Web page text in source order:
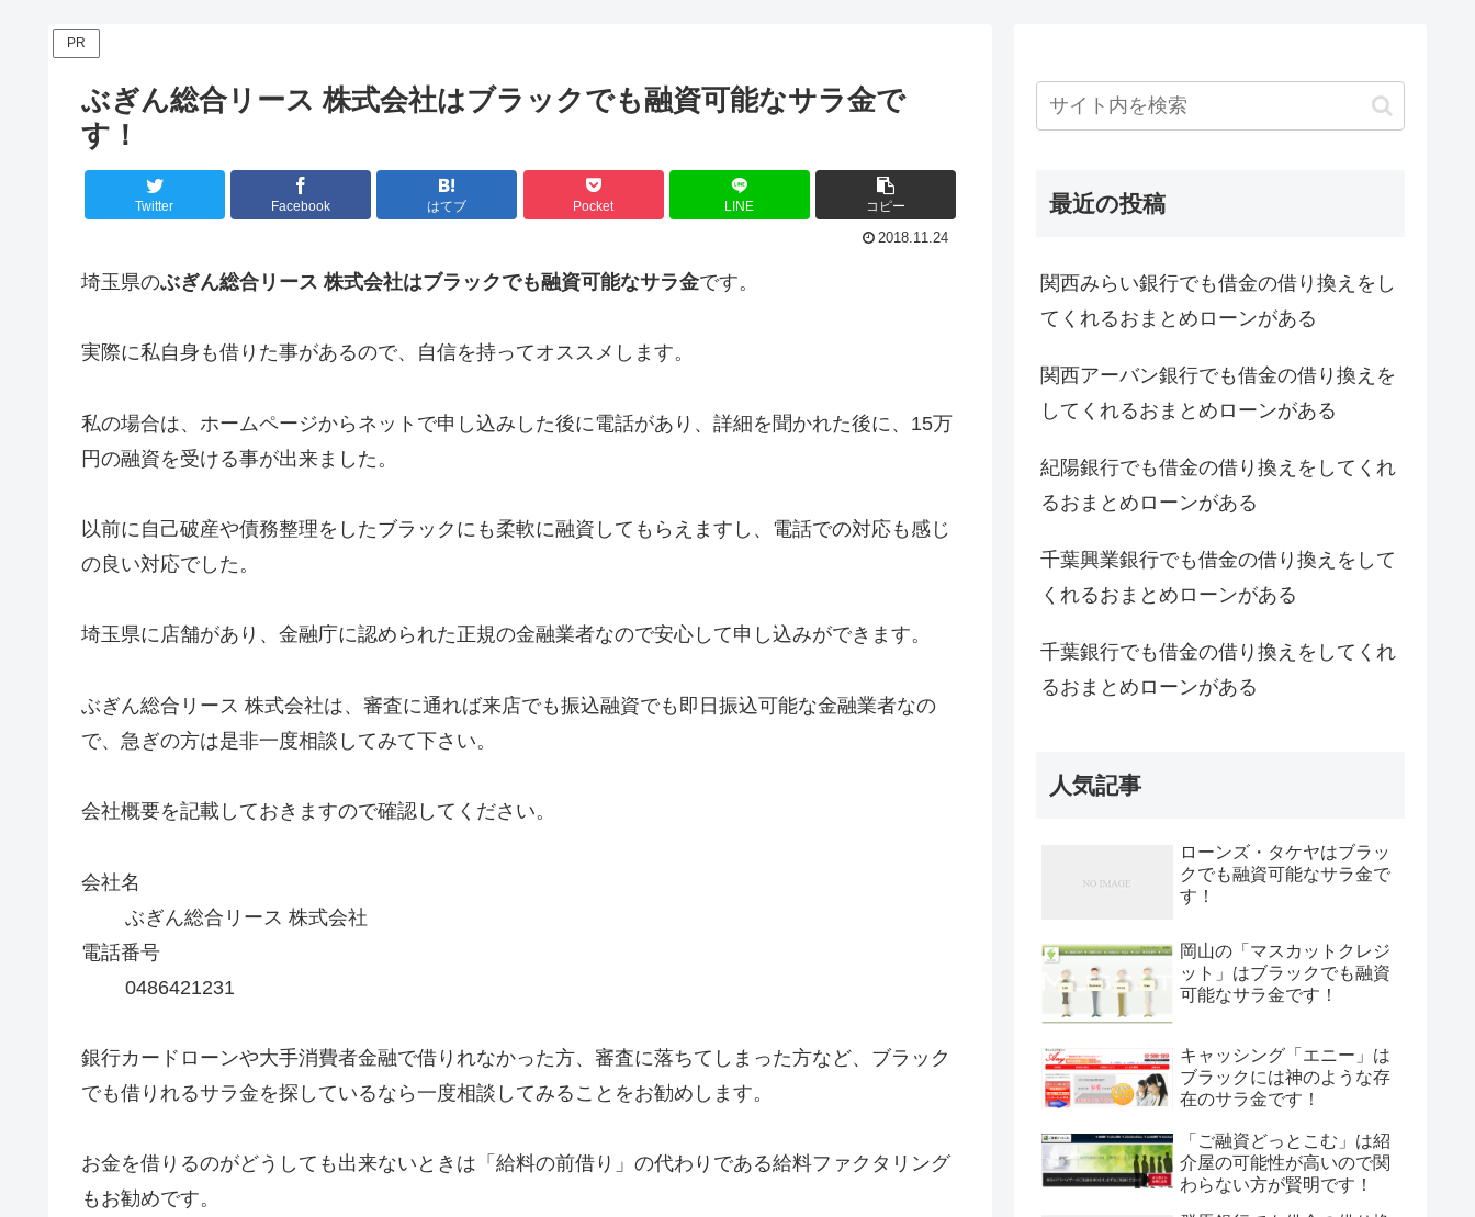
PR
ぶぎん総合リース 株式会社はブラックでも融資可能なサラ金で
す！
Twitter Facebook はてブ Pocket LINE コピー
2018.11.24
埼玉県のぶぎん総合リース 株式会社はブラックでも融資可能なサラ金です。
実際に私自身も借りた事があるので、自信を持ってオススメします。
私の場合は、ホームページからネットで申し込みした後に電話があり、詳細を聞かれた後に、15万
円の融資を受ける事が出来ました。
以前に自己破産や債務整理をしたブラックにも柔軟に融資してもらえますし、電話での対応も感じ
の良い対応でした。
埼玉県に店舗があり、金融庁に認められた正規の金融業者なので安心して申し込みができます。
ぶぎん総合リース 株式会社は、審査に通れば来店でも振込融資でも即日振込可能な金融業者なの
で、急ぎの方は是非一度相談してみて下さい。
会社概要を記載しておきますので確認してください。
会社名
ぶぎん総合リース 株式会社
電話番号
0486421231
銀行カードローンや大手消費者金融で借りれなかった方、審査に落ちてしまった方など、ブラック
でも借りれるサラ金を探しているなら一度相談してみることをお勧めします。
お金を借りるのがどうしても出来ないときは「給料の前借り」の代わりである給料ファクタリング
もお勧めです。
最近の投稿
関西みらい銀行でも借金の借り換えをし
てくれるおまとめローンがある
関西アーバン銀行でも借金の借り換えを
してくれるおまとめローンがある
紀陽銀行でも借金の借り換えをしてくれ
るおまとめローンがある
千葉興業銀行でも借金の借り換えをして
くれるおまとめローンがある
千葉銀行でも借金の借り換えをしてくれ
るおまとめローンがある
人気記事
ローンズ・タケヤはブラッ
クでも融資可能なサラ金で
す！
岡山の「マスカットクレジ
ット」はブラックでも融資
可能なサラ金です！
キャッシング「エニー」は
ブラックには神のような存
在のサラ金です！
「ご融資どっとこむ」は紹
介屋の可能性が高いので関
わらない方が賢明です！